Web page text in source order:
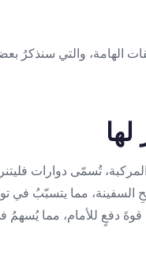
الهامة، والتي سنذكرُ
مما يتسبّبُ في
قوةَ دفعٍ للأمام، مما يُسهمُ